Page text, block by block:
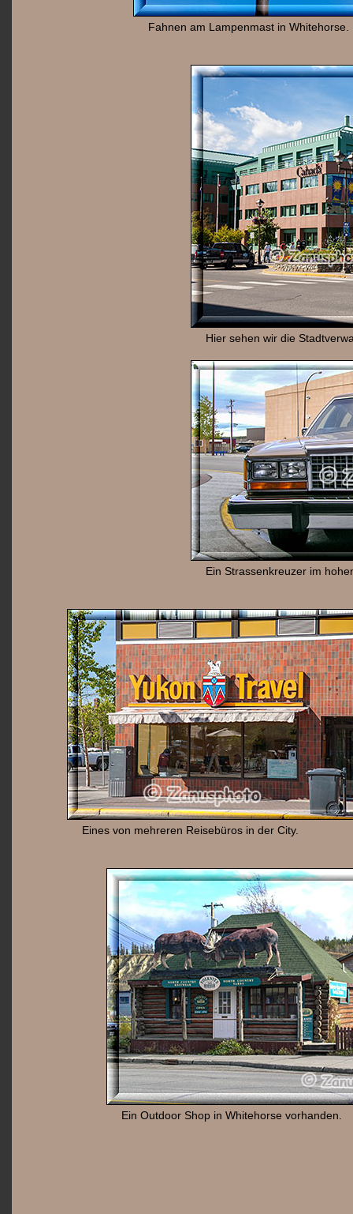
Fahnen am Lampenmast in Whitehorse.
Hier sehen wir die
Ein Strassenkreuzer im
Eines von mehreren Reisebüros in der City.
Ein Outdoor Shop in Whitehorse vorhanden.